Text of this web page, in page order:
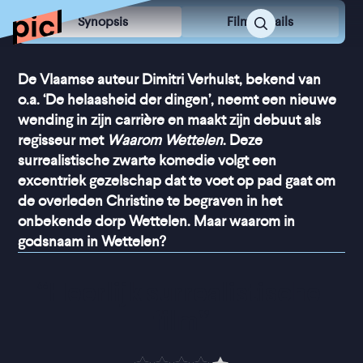
Synopsis Film Details
De Vlaamse auteur Dimitri Verhulst, bekend van
o.a. ‘De helaasheid der dingen’, neemt een nieuwe
wending in zijn carrière en maakt zijn debuut als
regisseur met Waarom Wettelen. Deze
surrealistische zwarte komedie volgt een
excentriek gezelschap dat te voet op pad gaat om
de overleden Christine te begraven in het
onbekende dorp Wettelen. Maar waarom in
godsnaam in Wettelen?